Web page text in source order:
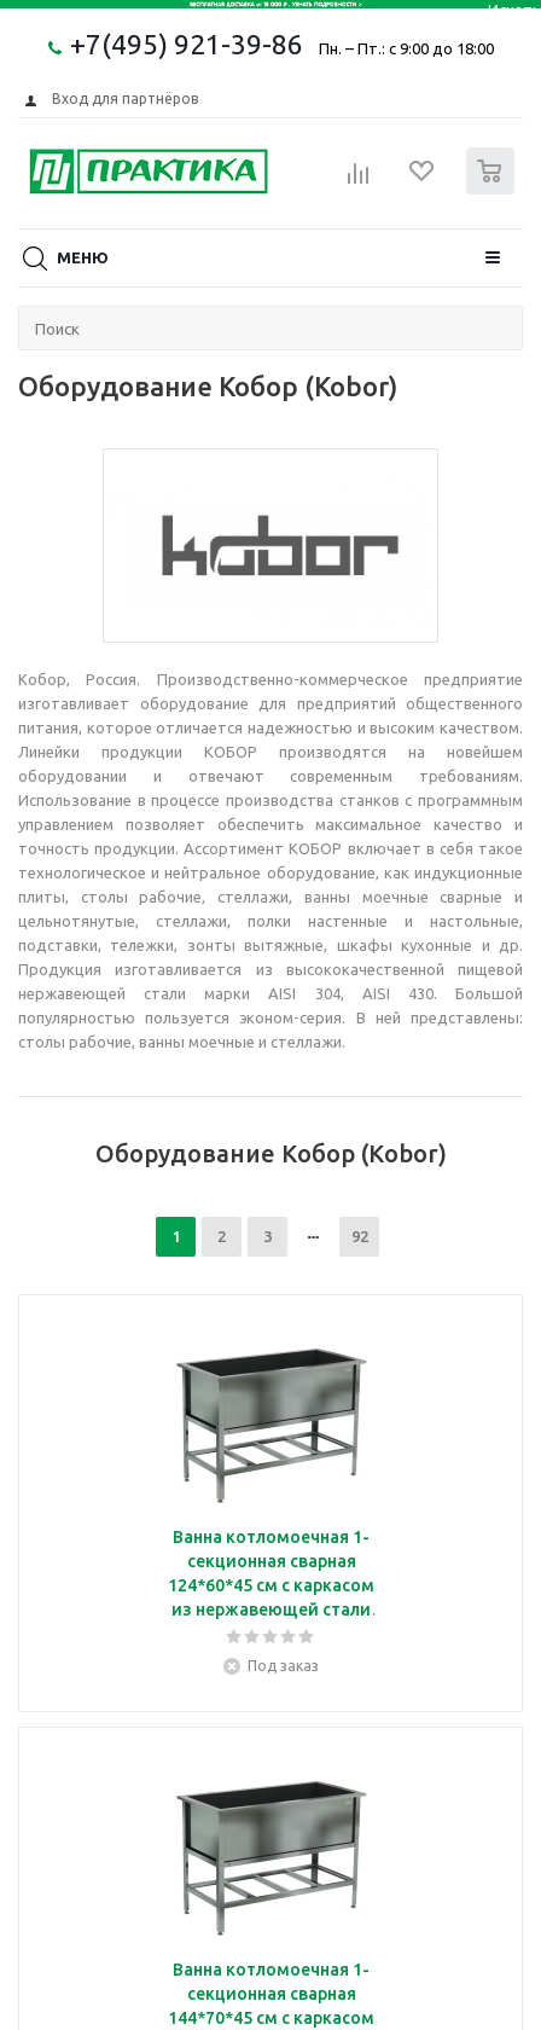
+7(495) 921-39-86 Пн. – Пт.: с 9:00 до 18:00
Вход для партнёров
МЕНЮ
Оборудование Кобор (Kobor)
Кобор, Россия. Производственно-коммерческое предприятие
изготавливает оборудование для предприятий общественного
питания, которое отличается надежностью и высоким качеством.
Линейки продукции КОБОР производятся на новейшем
оборудовании и отвечают современным требованиям.
Использование в процессе производства станков с программным
управлением позволяет обеспечить максимальное качество и
точность продукции. Ассортимент КОБОР включает в себя такое
технологическое и нейтральное оборудование, как индукционные
плиты, столы рабочие, стеллажи, ванны моечные сварные и
цельнотянутые, стеллажи, полки настенные и настольные,
подставки, тележки, зонты вытяжные, шкафы кухонные и др.
Продукция изготавливается из высококачественной пищевой
нержавеющей стали марки AISI 304, AISI 430. Большой
популярностью пользуется эконом-серия. В ней представлены:
столы рабочие, ванны моечные и стеллажи.
Оборудование Кобор (Kobor)
1 2 3 92
Ванна котломоечная 1-
секционная сварная
124*60*45 см с каркасом
из нержавеющей стали
Кобор ВМС/1-
134/70/430
Под заказ
Ванна котломоечная 1-
секционная сварная
144*70*45 см с каркасом